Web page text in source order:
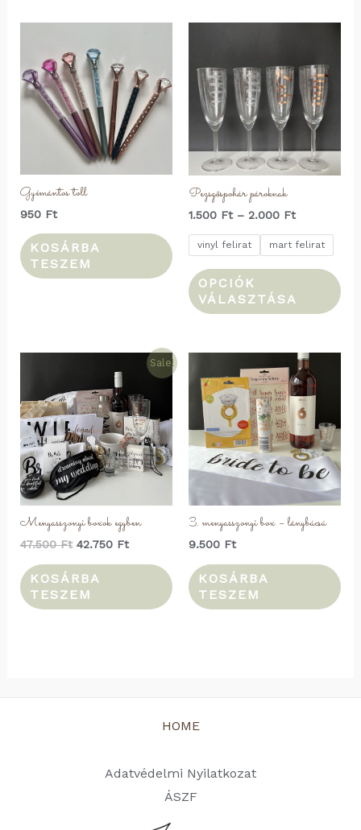
Gyémántos toll
950 Ft
KOSÁRBA
TESZEM
Pezsgőspohár pároknak
1.500 Ft – 2.000 Ft
-
2.000 Ft
vinyl felirat mart felirat
OPCIÓK
VÁLASZTÁSA
a
Sale!
Menyasszonyi boxok egyben
47.500Ft Original
was:
47.500 Ft.
42.750 FtCurrent
42.750 Ft.
KOSÁRBA
TESZEM
3. menyasszonyi box – lánybúcsú
9.500 Ft
KOSÁRBA
TESZEM
HOME
Adatvédelmi Nyilatkozat
ÁSZF